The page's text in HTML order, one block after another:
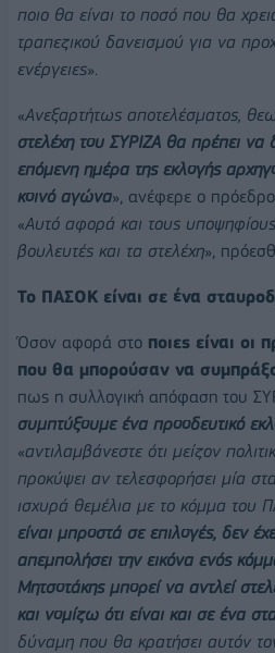
ποιο θα είναι το ποσό που θα
τραπεζικού δανεισμού για να
ενέργειες».
«Ανεξαρτήτως αποτελέσματος,
στελέχη του ΣΥΡΙΖΑ θα πρέπει να
επόμενη ημέρα της εκλογής
κοινό αγώνα», ανέφερε ο
«Αυτό αφορά και τους
βουλευτές και τα στελέχη»,
Το ΠΑΣΟΚ είναι σε ένα
Όσον αφορά στο ποιες είναι οι
που θα μπορούσαν να
πως η συλλογική απόφαση του
συμπτύξουμε ένα προοδευτικό
«αντιλαμβάνεστε ότι μείζον
προκύψει αν τελεσφορήσει μία
ισχυρά θεμέλια με το κόμμα του
είναι μπροστά σε επιλογές, δεν
απεμπολήσει την εικόνα ενός
Μητσοτάκης μπορεί να αντλεί
και νομίζω ότι είναι και σε ένα
δύναμη που θα κρατήσει αυτόν